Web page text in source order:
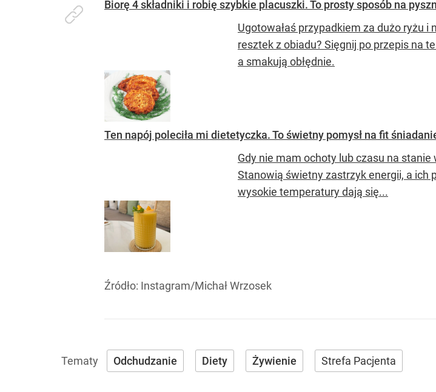
Biorę 4 składniki i robię szybkie placuszki. To prosty sposób na
Ugotowałaś przypadkiem za dużo ryżu
resztek z obiadu? Sięgnij po przepis na
a smakują obłędnie.
Ten napój poleciła mi dietetyczka. To świetny pomysł na fit
Gdy nie mam ochoty lub czasu na
Stanowią świetny zastrzyk energii, a ich
wysokie temperatury dają się...
Źródło: Instagram/Michał Wrzosek
Odchudzanie Diety Żywienie Strefa Pacjenta